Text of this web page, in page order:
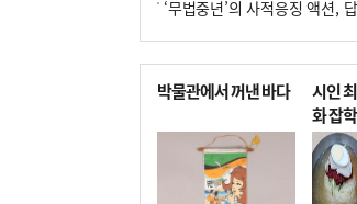
박물관에서 꺼낸 바다
시인
화 잡